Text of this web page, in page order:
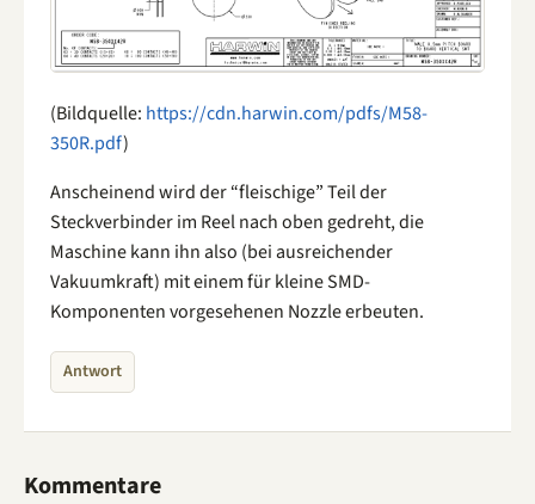
(Bildquelle: https://cdn.harwin.com/pdfs/M58-
350R.pdf)
Anscheinend wird der “fleischige” Teil der
Steckverbinder im Reel nach oben gedreht, die
Maschine kann ihn also (bei ausreichender
Vakuumkraft) mit einem für kleine SMD-
Komponenten vorgesehenen Nozzle erbeuten.
Antwort
Kommentare